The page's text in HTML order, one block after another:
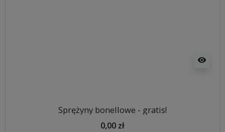
visibility
Sprężyny bonellowe - gratis!
0,00 zł